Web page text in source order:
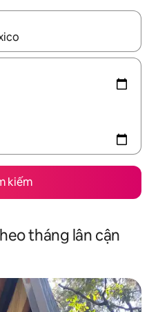
bằng phím mũi tên lên và
kiếm
tháng lân cận